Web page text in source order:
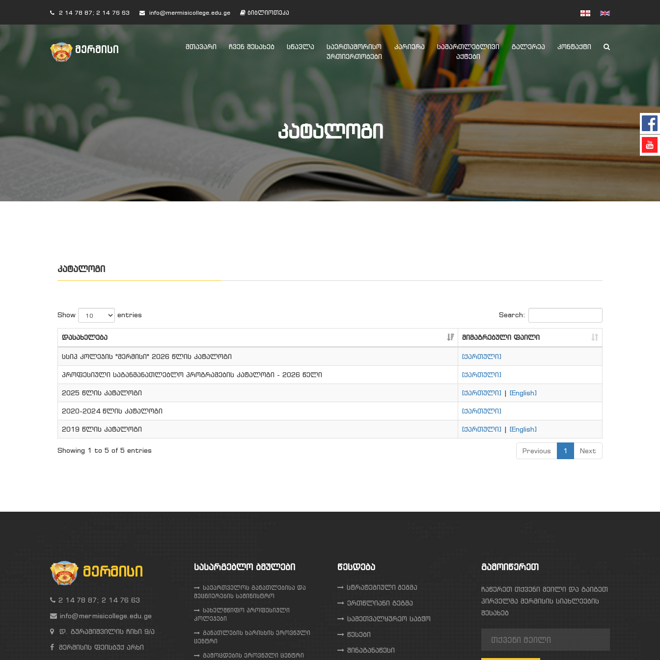
2 14 78 87; 2 14 76 63 info@mermisicollege.edu.ge ბიბლიოთეკა
ᲛᲔᲠᲛᲘᲡᲘ ᲛᲗᲐᲕᲐᲠᲘ ᲩᲕᲔᲜ ᲨᲔᲡᲐᲮᲔᲑ ᲡᲬᲐᲕᲚᲐ
ᲡᲐᲔᲠᲗᲐᲨᲝᲠᲘᲡᲝ
ᲣᲠᲗᲘᲔᲠᲗᲝᲑᲔᲑᲘ
ᲙᲐᲠᲘᲔᲠᲐ
ᲡᲐᲛᲐᲠᲗᲚᲔᲑᲚᲘᲕᲘ
ᲐᲥᲢᲔᲑᲘ
ᲒᲐᲚᲔᲠᲔᲐ ᲙᲝᲜᲢᲐᲥᲢᲘ
ᲙᲐᲢᲐᲚᲝᲒᲘ
ᲙᲐᲢᲐᲚᲝᲒᲘ
Show entries Search:
დასახელება მიმაგრებული ფაილი
სსიპ კოლეჯის "მერმისი" 2026 წლის კატალოგი [ქართული]
პროფესიული საგანმანათლებლო პროგრამების კატალოგი - 2026 წელი [ქართული]
2025 წლის კატალოგი [ქართული] | [English]
2020-2024 წლის კატალოგი [ქართული]
2019 წლის კატალოგი [ქართული] | [English]
Showing 1 to 5 of 5 entries Previous 1 Next
ᲛᲔᲠᲛᲘᲡᲘ
2 14 78 87; 2 14 76 63
info@mermisicollege.edu.ge
დ. გურამიშვილის ჩიხი 9/ა
მერმისის ფეისბუქ არხი
ᲡᲐᲡᲐᲠᲒᲔᲑᲚᲝ ᲑᲛᲣᲚᲔᲑᲘ
საქართველოს განათლებისა და
მეცნიერების სამინისტრო
სახელმწიფო პროფესიული
კოლეჯები
განათლების ხარისხის ეროვნული
ცენტრი
გამოცდების ეროვნული ცენტრი
ᲬᲔᲡᲓᲔᲑᲐ
სტრატეგიული გეგმა
ერთწლიანი გეგმა
სამეთვალყურეო საბჭო
წესები
შინაგანაწესი
ᲒᲐᲛᲝᲘᲬᲔᲠᲔᲗ
ჩაწერეთ თქვენი მეილი და გაიგეთ
პირველმა მერმისის სიახლეების
შესახებ